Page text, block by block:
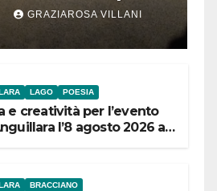
IdD
GRAZIAROSA VILLANI
LAGO POESIA
e creatività per l’evento
l’8 agosto 2026 al
BRACCIANO